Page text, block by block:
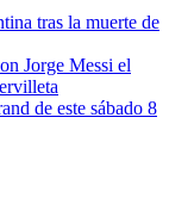
tras la muerte de
Jorge Messi el
de este sábado 8